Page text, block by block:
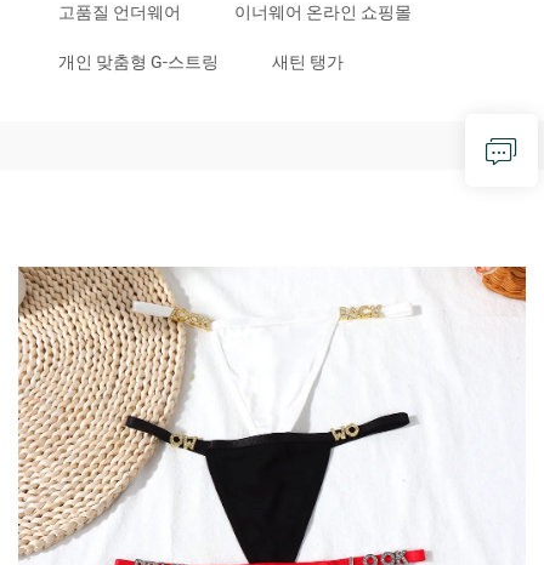
고품질 언더웨어 이너웨어 온라인 쇼핑몰
개인 맞춤형 G-스트링 새틴 탱가